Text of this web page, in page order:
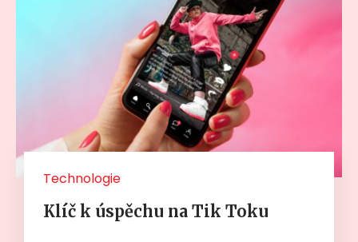
Technologie
Klíč k úspěchu na Tik Toku